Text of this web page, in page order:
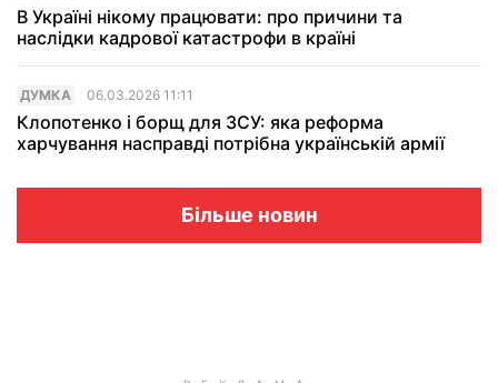
В Україні нікому працювати: про причини та
наслідки кадрової катастрофи в країні
ДУМКА 06.03.2026 11:11
Клопотенко і борщ для ЗСУ: яка реформа
харчування насправді потрібна українській армії
Більше новин